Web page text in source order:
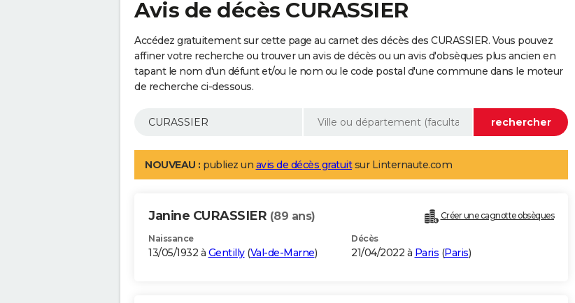
Avis de décès CURASSIER
Accédez gratuitement sur cette page au carnet des décès des CURASSIER. Vous pouvez
affiner votre recherche ou trouver un avis de décès ou un avis d'obsèques plus ancien en
tapant le nom d'un défunt et/ou le nom ou le code postal d'une commune dans le moteur
de recherche ci-dessous.
NOUVEAU : publiez un avis de décès gratuitsur Linternaute.com
Janine CURASSIER (89 ans) Créer une cagnotte obsèques
Naissance
13/05/1932 à Gentilly(Val-de-Marne)
Décès
21/04/2022 à Paris (Paris)